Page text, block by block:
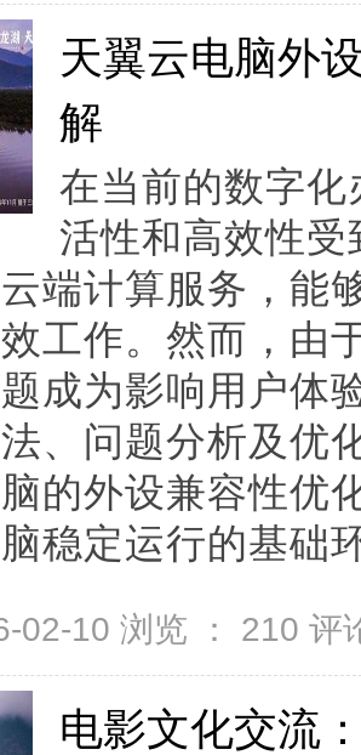
天翼云电脑外
解
在当前的数字
活性和高效性
端计算服务，能
工作。然而，由
成为影响用户体
、问题分析及优
的外设兼容性优
稳定运行的基础
02-10 浏览 ： 210 评
电影文化交流